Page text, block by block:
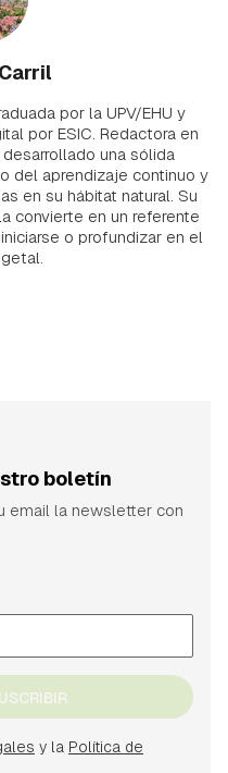
por la UPV/EHU y
por ESIC. Redactora en
una sólida
del aprendizaje continuo y
en su hábitat natural. Su
convierte en un referente
o profundizar en el
boletín
email la newsletter con
y la Política de